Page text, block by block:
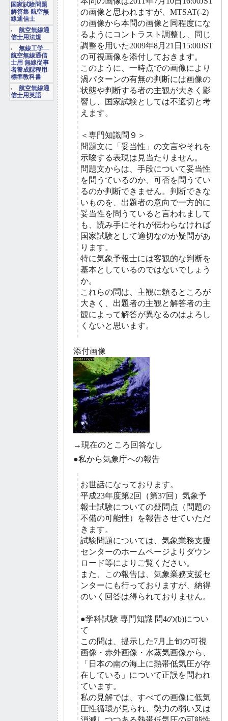
の画像と思われますが、MTSAT(-2)
の画像から本問の画像と同程度にな
るようにコントラスト調整し、同じ
調整を用いた2009年8月21日15:00JST
の可視画像を添付しておきます。
このように、一時点での画像により
渦パターンの有無の判断には画像の
状態や判断する者の主観が大きく影
響し、国家試験としては不適切と考
えます。
＜専門知識問９＞
問題文に「妥当性」の文言やそれを
示唆する表現は見当たりません。
問題文からは、手段について妥当性
を問うているのか、可否を問うてい
るのか判断できません。判断できな
いものを、出題者の意向で一方的に
妥当性を問うていると言われまして
も、読み手にそれが伝わらなければ
国家試験として適切なのか疑問があ
ります。
特に気象予報士には客観的な判断を
基本としているのではないでしょう
か。
これらの問は、主観に頼るところが
大きく、出題者の主観と解答者の主
観によって解答が異なるのはよろし
くないと思います。
添付画像
→現在のところ回答なし
●私から気象庁への報告
お世話になっております。
平成23年度第2回（第37回）気象予
報士試験についての疑問点（問題の
不備の可能性）を報告させていただ
きます。
試験問題については、気象業務支援
センターのホームページよりダウン
ロード等によりご覧ください。
また、この報告は、気象業務支援セ
ンターにも行っておりますが、納得
のいく回答は得られておりません。
●学科試験 専門知識 問4の(b)につい
て
この問は、提示した7月上旬の可視
画像・赤外画像・水蒸気画像から、
「日本の南の海上に熱帯低気圧が存
在している」について正誤を問われ
ています。
私の見解では、すべての画像に低気
圧性循環が見られ、勢力の弱い又は
国家試験問題
解答集 航空無
線通信士
航空無線通
信士用法規
無線工学―
航空無線通信
士用 無線従事
者養成課程用
標準教科書
航空無線通
信士用英語